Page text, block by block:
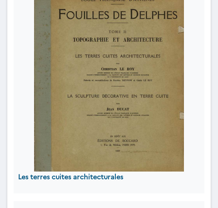
Les terres cuites architecturales